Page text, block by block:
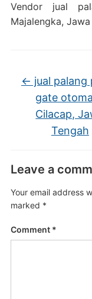
Vendor jual
Majalengka,
← jual palang
gate
Cilacap,
Tengah
Leave a
Your email address
marked *
Comment *